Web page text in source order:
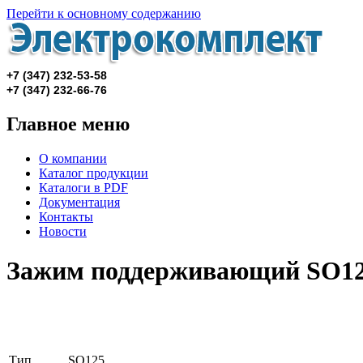
Перейти к основному содержанию
+7 (347) 232-53-58
+7 (347) 232-66-76
Главное меню
О компании
Каталог продукции
Каталоги в PDF
Документация
Контакты
Новости
Зажим поддерживающий